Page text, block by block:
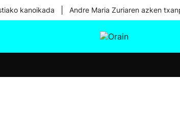
kanoikada Andre Maria Zuriaren azken